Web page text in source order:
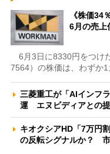
《株価34
6月の売上
6月3日に8330円をつけ
7564）の株価は、わずか
三菱重工が「AIインフ
運 エヌビディアとの
キオクシアHD「7万円
の反転シグナルか？